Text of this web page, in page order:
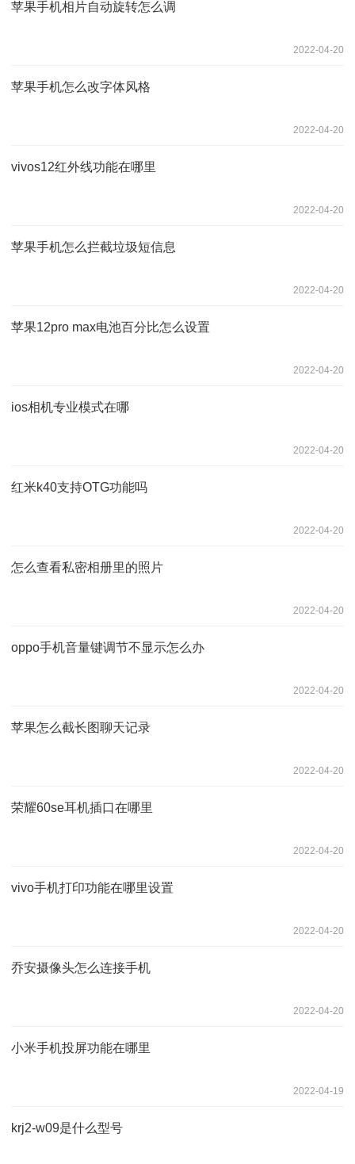
苹果手机相片自动旋转怎么调
2022-04-20
苹果手机怎么改字体风格
2022-04-20
vivos12红外线功能在哪里
2022-04-20
苹果手机怎么拦截垃圾短信息
2022-04-20
苹果12pro max电池百分比怎么设置
2022-04-20
ios相机专业模式在哪
2022-04-20
红米k40支持OTG功能吗
2022-04-20
怎么查看私密相册里的照片
2022-04-20
oppo手机音量键调节不显示怎么办
2022-04-20
苹果怎么截长图聊天记录
2022-04-20
荣耀60se耳机插口在哪里
2022-04-20
vivo手机打印功能在哪里设置
2022-04-20
乔安摄像头怎么连接手机
2022-04-20
小米手机投屏功能在哪里
2022-04-19
krj2-w09是什么型号